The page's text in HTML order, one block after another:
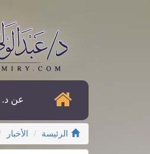
عن د.
الرئيسة الأخبار